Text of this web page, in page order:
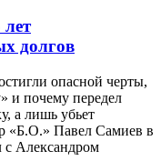
долгов
опасной черты,
и почему передел
а лишь убьет
«Б.О.» Павел Самиев в
с Александром